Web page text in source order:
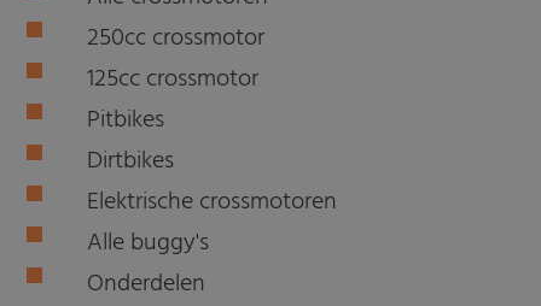
250cc crossmotor
125cc crossmotor
Pitbikes
Dirtbikes
Elektrische crossmotoren
Alle buggy's
Onderdelen